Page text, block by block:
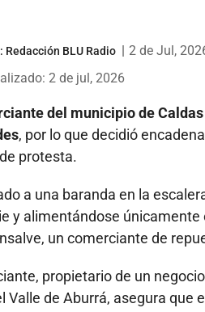
Redacción BLU Radio
2 de Jul,
2 de jul, 2026
del municipio de
, por lo que decidió
protesta.
a una baranda en la
y alimentándose
un comerciante de
propietario de un
Valle de Aburrá, asegura que